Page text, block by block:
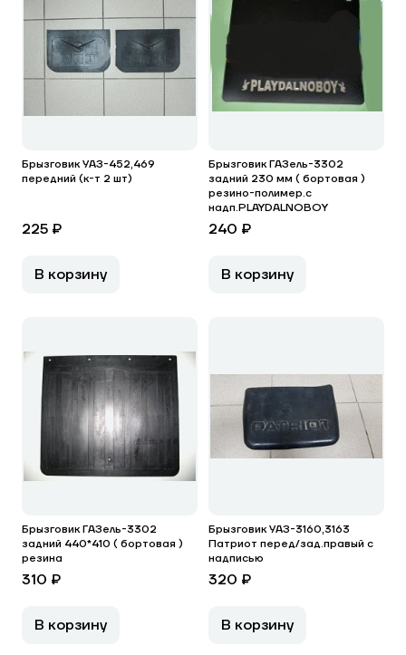
Брызговик УАЗ-452,469
передний (к-т 2 шт)
225 ₽
В корзину
Брызговик ГАЗель-3302
задний 230 мм ( бортовая )
резино-полимер.с
надп.PLAYDALNOBOY
240 ₽
В корзину
Брызговик ГАЗель-3302
задний 440*410 ( бортовая )
резина
310 ₽
В корзину
Брызговик УАЗ-3160,3163
Патриот перед/зад.правый с
надписью
320 ₽
В корзину